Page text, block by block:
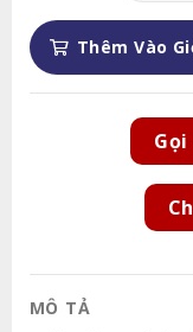
Thêm Vào
Gọi
MÔ TẢ